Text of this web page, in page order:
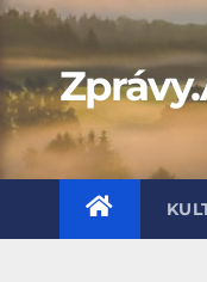
Skip
content